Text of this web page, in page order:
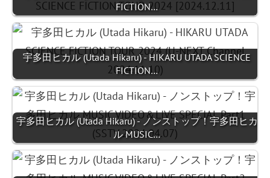
FICTION…
宇多田ヒカル (Utada Hikaru) - HIKARU UTADA SCIENCE
FICTION…
宇多田ヒカル (Utada Hikaru) - ノンストップ！宇多田ヒカ
ル MUSIC…